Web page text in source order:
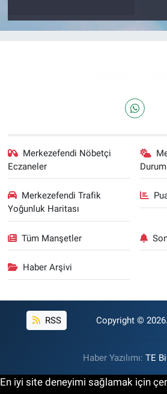
Merkezefendi Nöbetçi
Eczaneler
Merkezefendi Trafik
Yoğunluk Haritası
Tüm Manşetler
Haber Arşivi
RSS Copyright © 2026.
Haber Yazılımı: TE
En iyi site deneyimi sağlamak için